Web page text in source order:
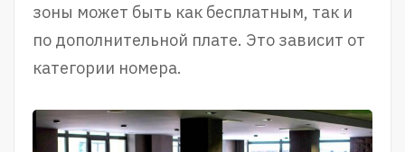
зоны может быть как бесплатным, так и
по дополнительной плате. Это зависит от
категории номера.